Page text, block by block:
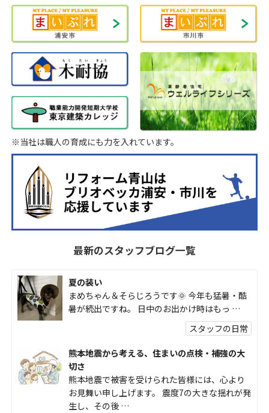
※当社は職人の育成にも力を入れています。
最新のスタッフブログ一覧
夏の装い
まめちゃん＆そらじろうです🌞 今年も猛暑・酷
暑が続出ですね。 日中のお出かけ時はもっ …
スタッフの日常
熊本地震から考える、住まいの点検・補強の大
切さ
熊本地震で被害を受けられた皆様には、心より
お見舞い申し上げます。 震度7の大きな揺れが発
生し、その後 …